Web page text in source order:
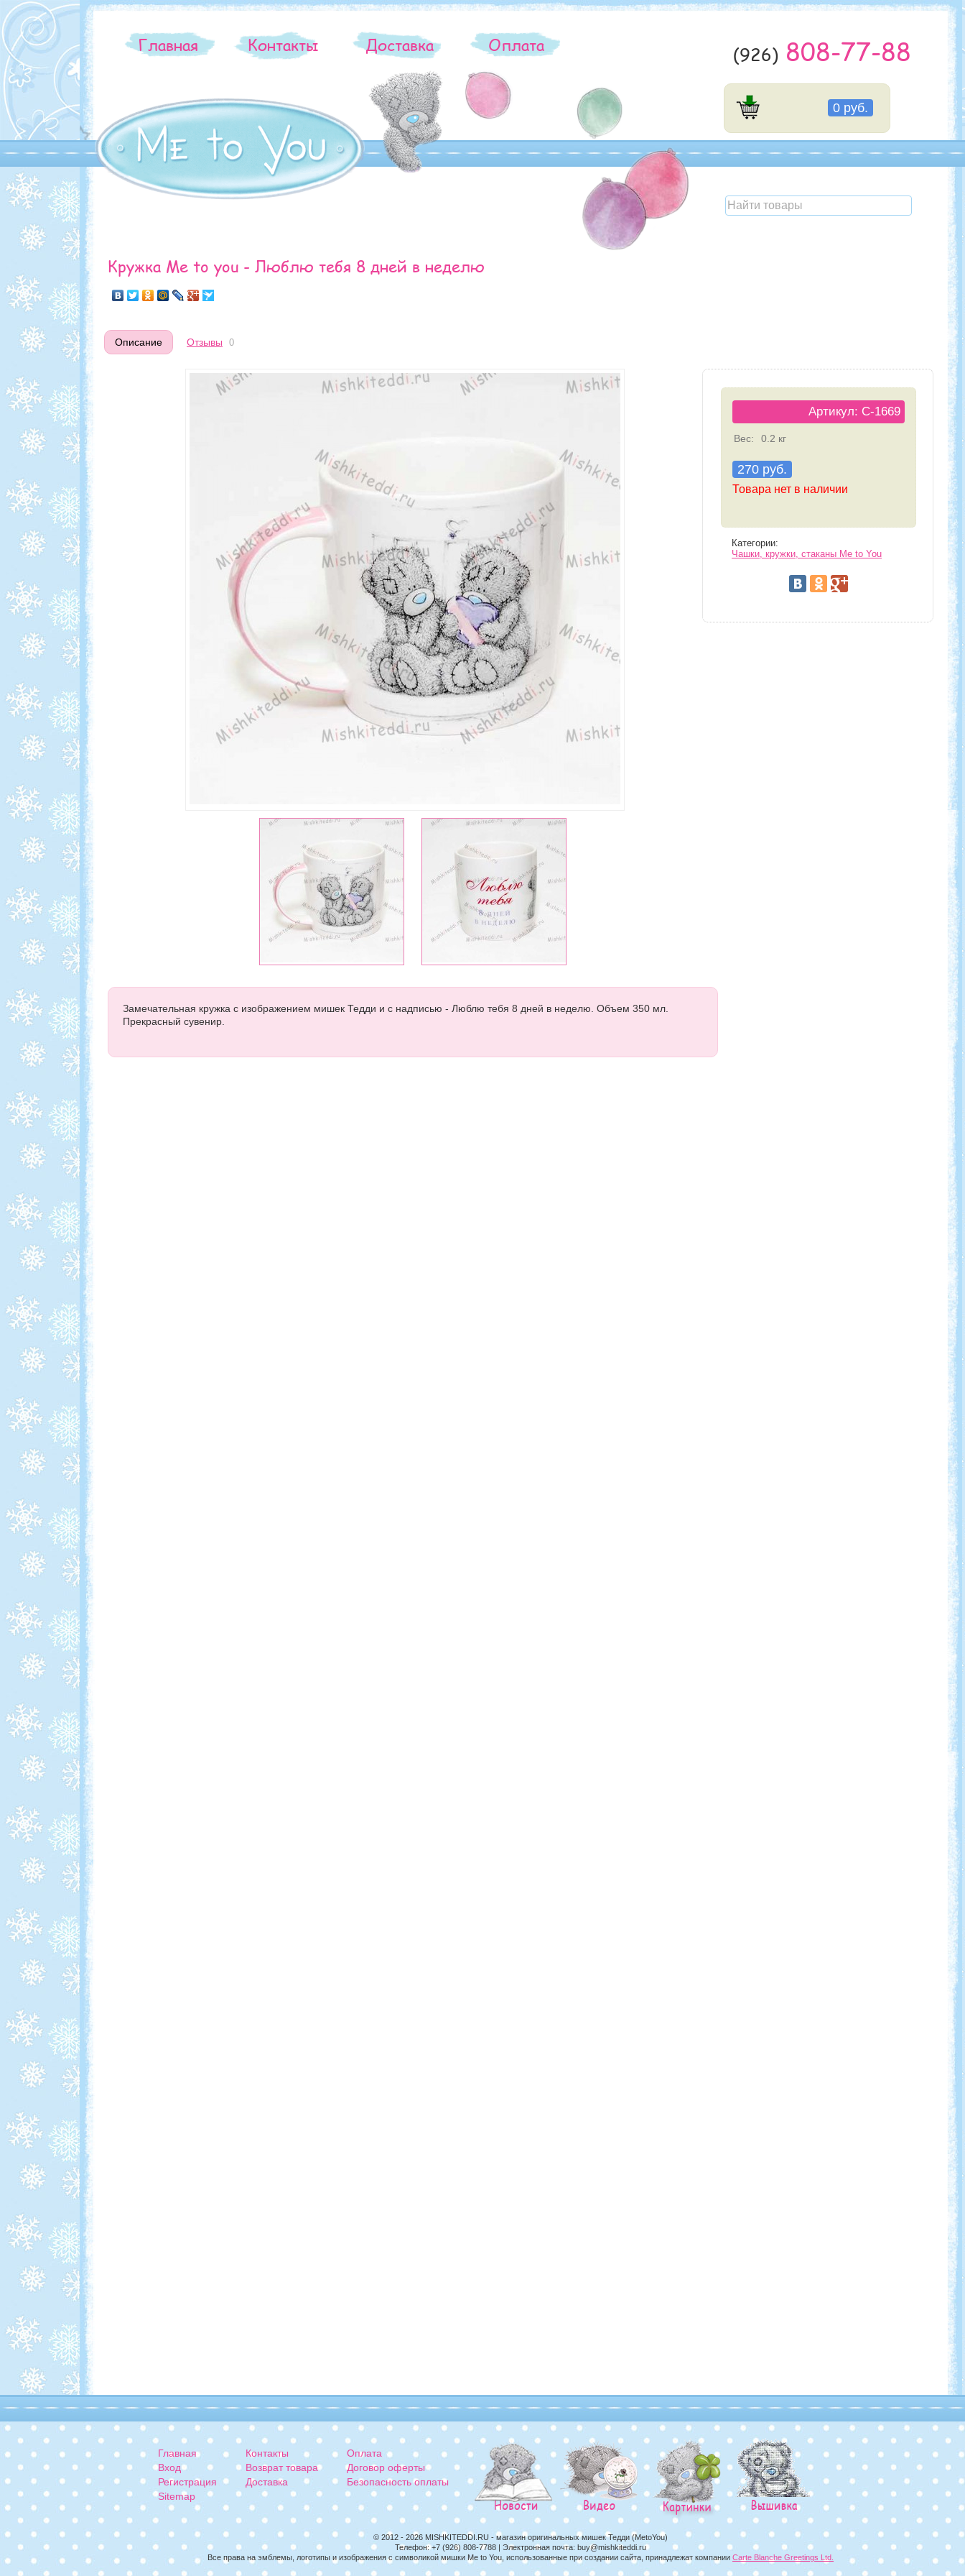
Главная Контакты Доставка Оплата (926)808-77-88
0 руб.
Кружка Me to you - Люблю тебя 8 дней в неделю
Описание Отзывы 0
Артикул: C-1669
Вес: 0.2 кг
270 руб.
Товара нет в наличии
Категории:
Чашки, кружки, стаканы Me to You
Замечательная кружка с изображением мишек Тедди и с надписью - Люблю тебя 8 дней в неделю. Объем 350 мл.
Прекрасный сувенир.
Главная
Вход
Регистрация
Sitemap
Контакты
Возврат товара
Доставка
Оплата
Договор оферты
Безопасность оплаты
© 2012 - 2026 MISHKITEDDI.RU - магазин оригинальных мишек Тедди (MetoYou)
Телефон:+7 (926) 808-7788 | Электронная почта: buy@mishkiteddi.ru
Все права на эмблемы, логотипы и изображения с символикой мишки Me to You, использованные при создании сайта, принадлежат компании Carte Blanche Greetings Ltd.